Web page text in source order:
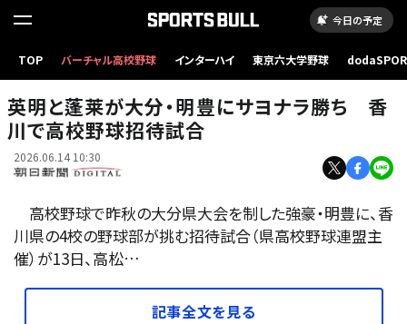
今日の予定
TOP バーチャル高校野球 インターハイ 東京六大学野球
日午前10時26分、レクザムスタジアム、斉藤夏音撮影
英明と蓬莱が大分・明豊にサヨナラ勝ち 香
川で高校野球招待試合
2026.06.14 10:30
高校野球で昨秋の大分県大会を制した強豪・明豊に、香
川県の4校の野球部が挑む招待試合（県高校野球連盟主
催）が13日、高松…
記事全文を見る